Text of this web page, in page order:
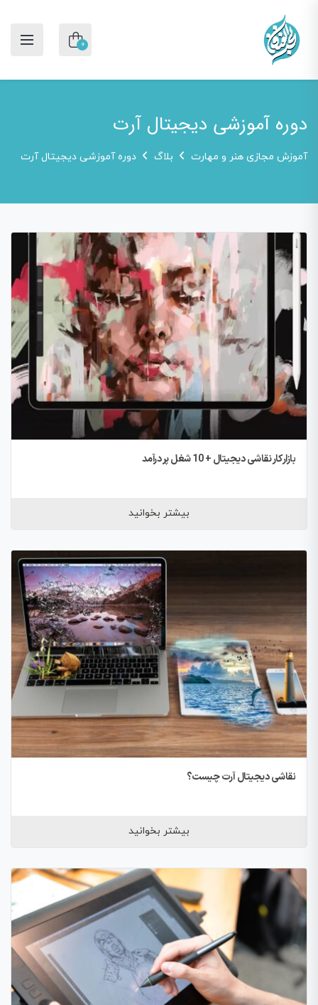
0
دوره آموزشی دیجیتال آرت
آموزش مجازی هنر و مهارت بلاگ دوره آموزشی دیجیتال آرت
بازار کار نقاشی دیجیتال + 10 شغل پر درآمد
بیشتر بخوانید
نقاشی دیجیتال آرت چیست؟
بیشتر بخوانید